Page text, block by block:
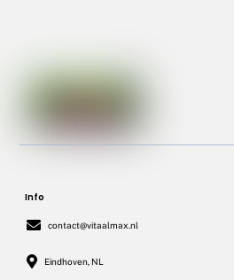
Info
contact@vitaalmax.nl
Eindhoven, NL